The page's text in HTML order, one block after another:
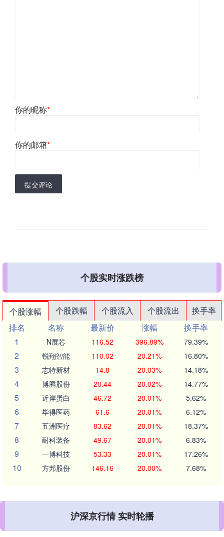
你的昵称*
你的邮箱*
提交评论
个股实时涨跌榜
个股涨幅 个股跌幅 个股流入 个股流出
换手率
排名
名称 最新价 涨幅
换手率
1
N展芯 116.52 396.89% 79.39%
2 锐翔智能 110.02 20.21% 16.80%
3 志特新材 14.8 20.03% 14.18%
4 博腾股份 20.44 20.02% 14.77%
5 近岸蛋白 46.72 20.01% 5.62%
6 毕得医药 61.6 20.01% 6.12%
7 五洲医疗 83.62 20.01% 18.37%
8 耐科装备 49.67 20.01% 6.83%
9 一博科技 53.33 20.01% 17.26%
10 方邦股份 146.16 20.00% 7.68%
沪深京行情 实时轮播